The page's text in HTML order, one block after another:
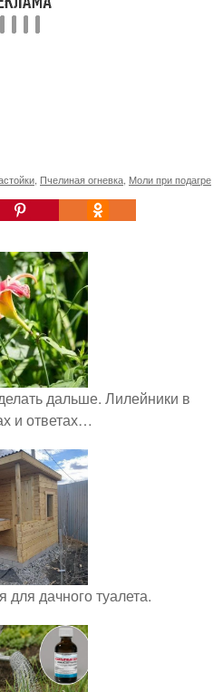
Пчелиная огневка Моли при подагре
дальше. Лилейники в
и ответах…
для дачного туалета.